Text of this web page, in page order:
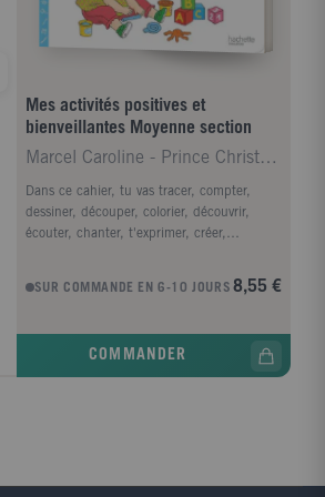
Mes activités positives et
bienveillantes Moyenne section
Marcel Caroline - Prince Christelle - Lecreux Mich
Dans ce cahier, tu vas tracer, compter,
dessiner, découper, colorier, découvrir,
écouter, chanter, t'exprimer, créer,
t'apaiser... et surtout : t'éveiller à ton
et le respect de son rythme. Tout au long
Ce cahier a été conçu par une équipe
SUR COMMANDE EN 6-10 JOURS 8,55 €
COMMANDER